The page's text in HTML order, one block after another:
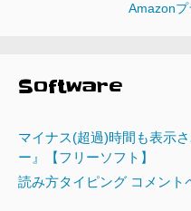
Amazon
Software
マイナス(超過)時間も表示
ー』【フリーソフト】
読み方タイピング コメント